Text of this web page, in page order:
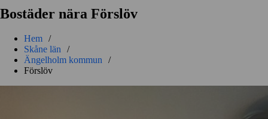
Bostäder nära Förslöv
Hem /
Skåne län /
Ängelholm kommun /
Förslöv